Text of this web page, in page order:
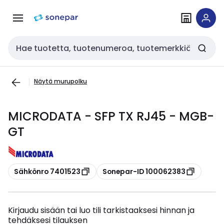
navigointiinsisältöön
Haku
Näytä murupolku
MICRODATA - SFP TX RJ45 - MGB-
GT
Kopioi
Sähkönro 7401523 Kopioi
Sonepar-ID 100062383
Kirjaudu sisään tai luo tili tarkistaaksesi hinnan ja
tehdäksesi tilauksen